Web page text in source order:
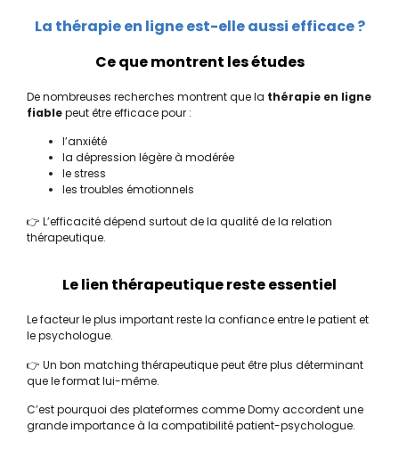
La thérapie en ligne est-elle aussi efficace ?
Ce que montrent les études
De nombreuses recherches montrent que la thérapie en ligne
fiablepeut être efficace pour :
l’anxiété
la dépression légère à modérée
le stress
les troubles émotionnels
👉 L’efficacité dépend surtout de la qualité de la relation
thérapeutique.
Le lien thérapeutique reste essentiel
Le facteur le plus important reste la confiance entre le patient et
le psychologue.
👉 Un bon matching thérapeutique peut être plus déterminant
que le format lui-même.
C’est pourquoi des plateformes commeDomyaccordent une
grande importance à la compatibilité patient-psychologue.